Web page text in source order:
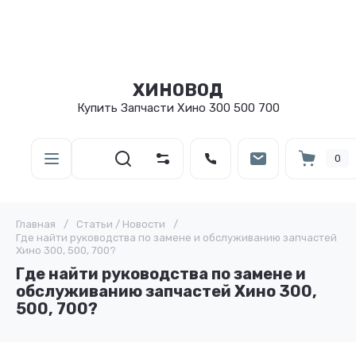
ХИНОВОД
Купить Запчасти Хино 300 500 700
0
Главная / Статьи / Новости
/
Где найти руководства по замене и обслуживанию запчастей
Хино 300, 500, 700?
Где найти руководства по замене и
обслуживанию запчастей Хино 300,
500, 700?